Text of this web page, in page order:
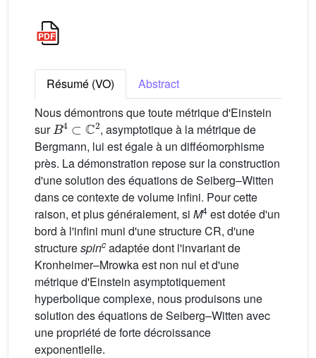
Résumé (VO)
Abstract
Nous démontrons que toute métrique d'Einstein
sur
B4⊂ℂ2
, asymptotique à la métrique de
Bergmann, lui est égale à un difféomorphisme
près. La démonstration repose sur la construction
d'une solution des équations de Seiberg–Witten
dans ce contexte de volume infini. Pour cette
raison, et plus généralement, si M4 est dotée d'un
bord à l'infini muni d'une structure CR, d'une
structurespinc adaptée dont l'invariant de
Kronheimer–Mrowka est non nul et d'une
métrique d'Einstein asymptotiquement
hyperbolique complexe, nous produisons une
solution des équations de Seiberg–Witten avec
une propriété de forte décroissance
exponentielle.